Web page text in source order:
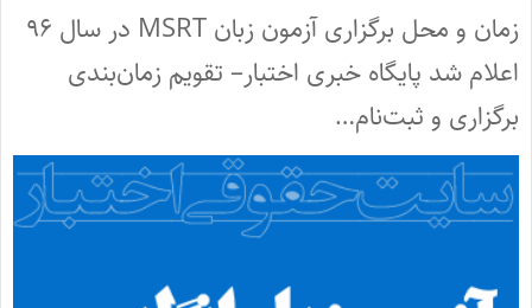
زمان و محل برگزاری آزمون زبان MSRT در سال ۹۶
اعلام شد پایگاه خبری اختبار– تقویم زمان‌بندی
برگزاری و ثبت‌نام…